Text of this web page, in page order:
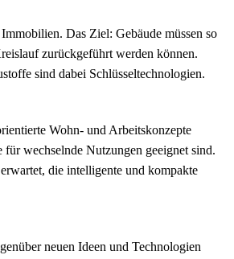
Das Ziel: Gebäude müssen so
zurückgeführt werden können.
sind dabei Schlüsseltechnologien.
Wohn- und Arbeitskonzepte
wechselnde Nutzungen geeignet sind.
die intelligente und kompakte
neuen Ideen und Technologien